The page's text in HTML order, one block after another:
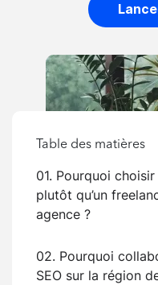
Table des matières
01. Pourquoi
plutôt qu’un
agence ?
02. Pourquoi
SEO sur la région